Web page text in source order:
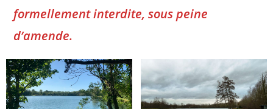
formellement interdite, sous peine
d’amende.